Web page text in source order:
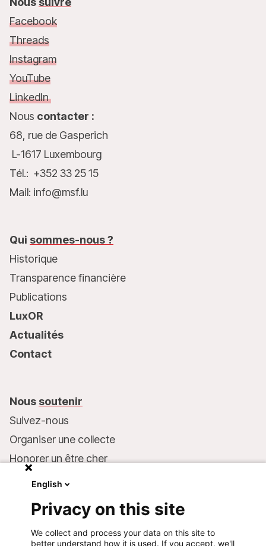
Facebook
Threads
Instagram
YouTube
LinkedIn
Nous contacter :
68, rue de Gasperich
L-1617 Luxembourg
Tél.: +352 33 25 15
Mail: info@msf.lu
Qui sommes-nous ?
Historique
Transparence financière
Publications
LuxOR
Actualités
Contact
Nous soutenir
Suivez-nous
Organiser une collecte
Honorer un être cher
Faire un don
Coordonnées bancaires :
English
Privacy on this site
We collect and process your data on this site to
better understand how it is used. If you accept, we'll